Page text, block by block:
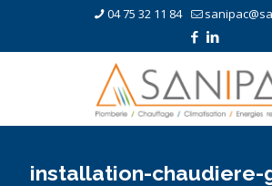
04 75 32 11 84
installation-chaudiere-